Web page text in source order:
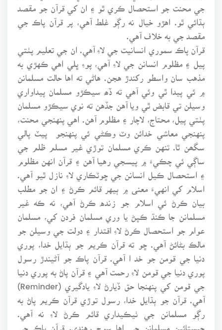
جي محنت جو استحصال ڪري ٿو ۽ ان کي قرآن جو مقصد
ٻڌائي ٿو. اهڙو خيال نه رڳو غلط آهي، پر قرآن پاڪ جي
مقصد جي به خلاف آهي.
قرآن پاڪ سموري انسانيت جي لاءِ آهي. ان جي تعليم پٺتي
پيل ۽ مظلوم انسانن جي لاءِ آهي، پوءِ ڀلي اهي ڪهڙي به
مذهب سان واسطو رکندڙ هجن. هاڻي ته اها حالت مسلمانن
۾ ئي پيدا ٿي وئي آهي ته ڏھ سيڪڙو مسلمان پيداواري
وسيلن تي قابض ٿي ويا آهن جڏهن ته نوي سيڪڙو مسلمان
پٺتي پيل، محتاج، لاچار ۽ مظلوم آهن. اهي پنهنجي محنت،
پنهنجي معاشي خدائن وٽ وڪڻي ئي پنهنجو پيٽ پالي
سگھن ٿا. تنهن ڪري مسلمان توڙي غير مسلم ظلم جي
ساڳي ئي چڪيءَ ۾ پيسجي رهيا آهن ۽ قرآن انهن مظلوم
۽ استحصال ڪيل انسانن جي ڇوٽڪاري لاءِ نازل ٿيو آهي.
اسلام کي انهيءَ معنى ۾ ٻيهر قائم ڪرڻ ۽ ان جو مطلب
بيان ڪرڻ ئي اسلام جو زنده ڪرڻ آهي، نه ڪه غير
مسلمانن جا ڪنڌ ڪپڻ يا وري مسلمان فردن کي، مسلمان
عوام جو استحصال ڪرڻ لاءِ اقتدار ۽ دولت جي وسيلن جو
مالڪ بڻائڻ آهي. ڇو ته قرآن ڪريم جو ٻڌايل خدا، پوري
دنيا جي قومن جو خد ا آهي. قرآن پاڪ جو آڻيندڙ رسول
پوري دنيا جي قومن لاءِ رحمت آهي ۽ قرآن پاڻ به پوري دنيا
جي قومن کي پنهنجا حق ڏيارڻ لاءِ يادگيري (Reminder)
آهي. قرآن جو ٻڌايل خدا، رسول توڙي قرآن ڪريم پاڻ به
رڳو مسلمانن جي ٺيڪيداري قائم ڪرڻ لاءِ نه آهي.
جيستائين مسلمانن جي اها سوچ رهندي، قرآن پاڪ جي